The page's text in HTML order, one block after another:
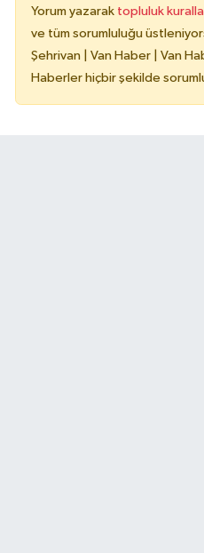
Yorum yazarak topluluk
ve tüm sorumluluğu
Şehrivan | Van Haber | Van
Haberler hiçbir şekilde